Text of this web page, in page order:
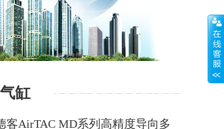
缸
客AirTAC MD系列高精度导向多